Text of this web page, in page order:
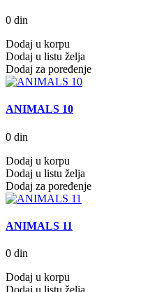
0 din
Dodaj u korpu
Dodaj u listu želja
Dodaj za poređenje
ANIMALS 10
0 din
Dodaj u korpu
Dodaj u listu želja
Dodaj za poređenje
ANIMALS 11
0 din
Dodaj u korpu